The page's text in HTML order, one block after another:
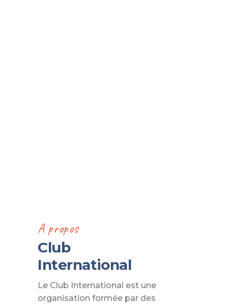
A propos
Club
International
Le Club International est une
organisation formée par des